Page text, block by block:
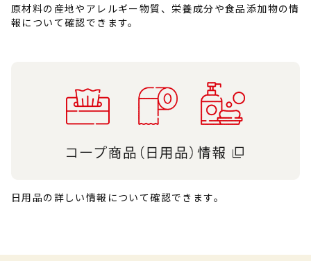
原材料の産地やアレルギー物質、栄養成分や食品添加物の情
報について確認できます。
日用品の詳しい情報について確認できます。